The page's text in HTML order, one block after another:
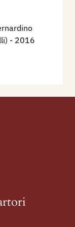
sparse,
n. 9
- 2016